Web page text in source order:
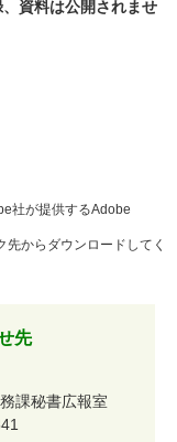
資料は公開されませ
社が提供するAdobe
からダウンロードしてく
先
課秘書広報室